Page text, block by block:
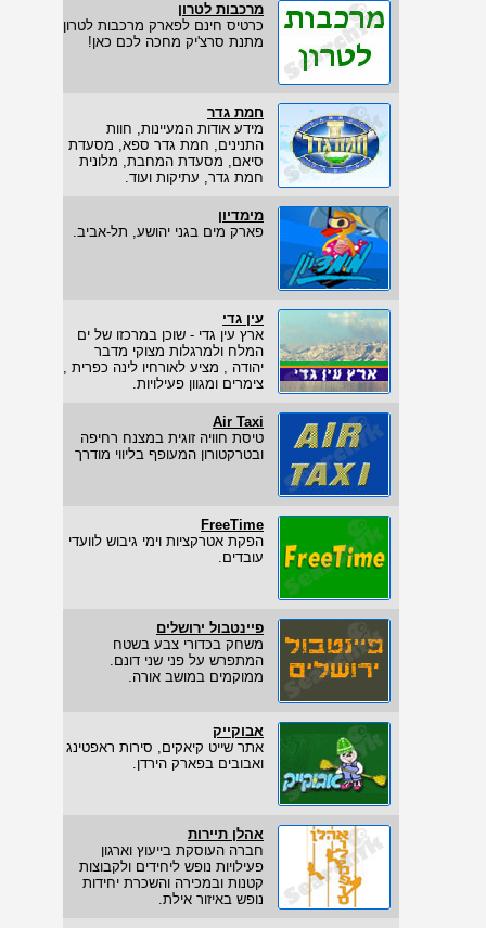
מרכבות לטרון
כרטיס חינם לפארק מרכבות לטרון
מתנת סרצ'יק מחכה לכם כאן!
חמת גדר
מידע אודות המעיינות, חוות
התנינים, חמת גדר ספא, מסעדת
סיאם, מסעדת המחבת, מלונית
חמת גדר, עתיקות ועוד.
מימדיון
פארק מים בגני יהושע, תל-אביב.
עין גדי
ארץ עין גדי - שוכן במרכזו של ים
המלח ולמרגלות מצוקי מדבר
יהודה , מציע לאורחיו לינה כפרית ,
צימרים ומגוון פעילויות.
Air Taxi
טיסת חוויה זוגית במצנח רחיפה
ובטרקטורון המעופף בליווי מודרך
FreeTime
הפקת אטרקציות וימי גיבוש לוועדי
עובדים.
פיינטבול ירושלים
משחק בכדורי צבע בשטח
המתפרש על פני שני דונם.
ממוקמים במושב אורה.
אבוקייק
אתר שייט קיאקים, סירות ראפטינג
ואבובים בפארק הירדן.
אהלן תיירות
חברה העוסקת בייעוץ וארגון
פעילויות נופש ליחידים ולקבוצות
קטנות ובמכירה והשכרת יחידות
נופש באיזור אילת.